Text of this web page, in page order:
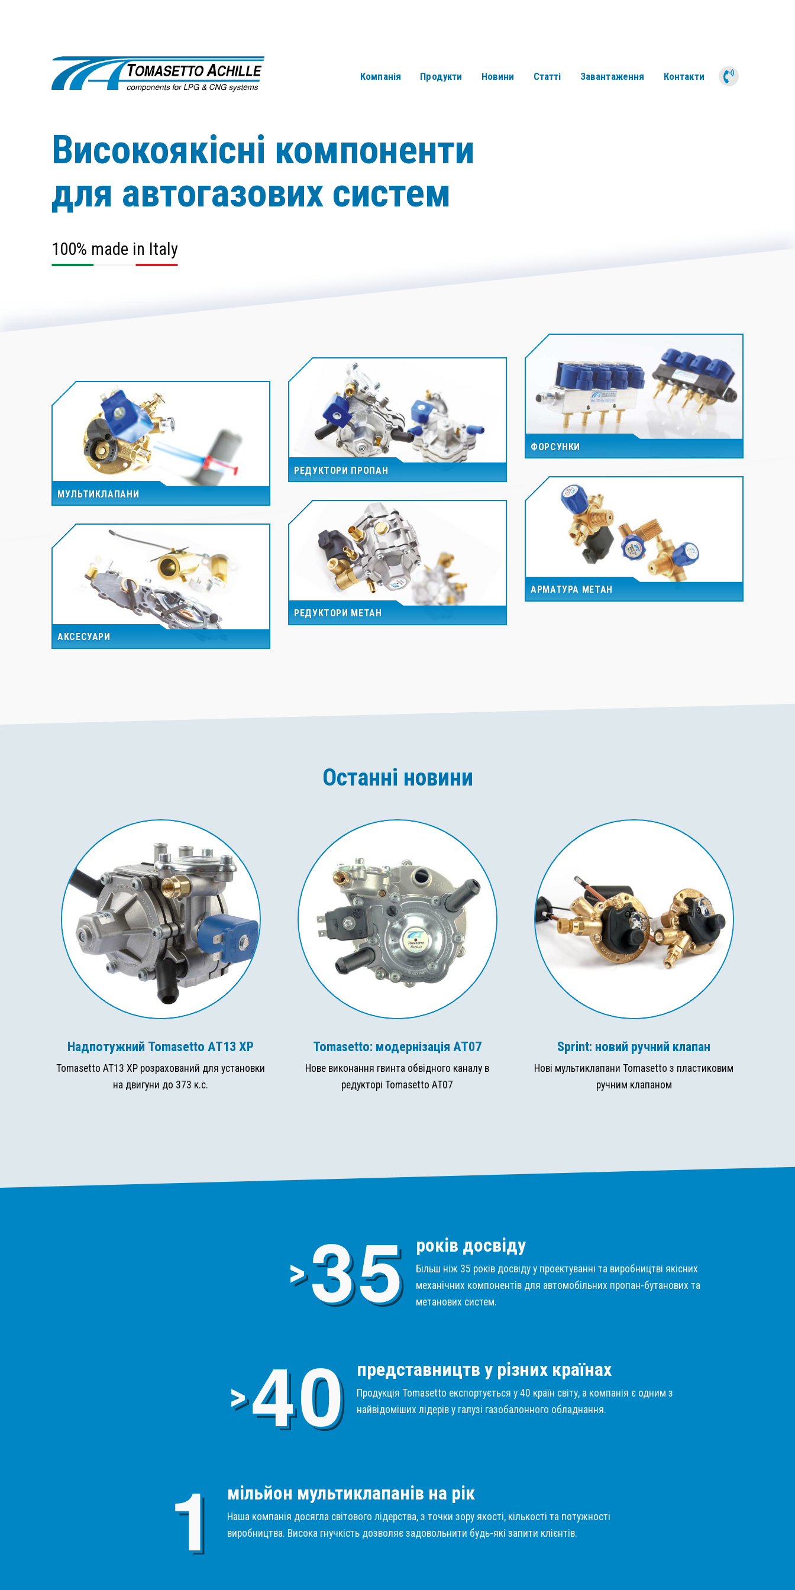
Компанія Продукти Новини Статті Завантаження Контакти
Високоякісні компоненти
для автогазових систем
100% made in Italy
МУЛЬТИКЛАПАНИ
РЕДУКТОРИ ПРОПАН
ФОРСУНКИ
АКСЕСУАРИ
РЕДУКТОРИ МЕТАН
АРМАТУРА МЕТАН
Останні новини
Надпотужний Tomasetto AT13 XP
Tomasetto AT13 XP розрахований для установки
на двигуни до 373 к.с.
Tomasetto: модернізація AT07
Нове виконання гвинта обвідного каналу в
редукторі Tomasetto AT07
Sprint: новий ручний клапан
Нові мультиклапани Tomasetto з пластиковим
ручним клапаном
>3
5
років досвіду
Більш ніж 35 років досвіду у проектуванні та виробництві якісних
механічних компонентів для автомобільних пропан-бутанових та
метанових систем.
>4
0
представництв у різних країнах
Продукція Tomasetto експортується у 40 країн світу, а компанія є одним з
найвідоміших лідерів у галузі газобалонного обладнання.
1
мільйон мультиклапанів на рік
Наша компанія досягла світового лідерства, з точки зору якості, кількості та потужності
виробництва. Висока гнучкість дозволяє задовольнити будь-які запити клієнтів.